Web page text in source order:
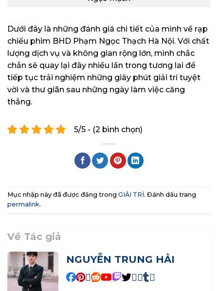
Dưới đây là những đánh giá chi tiết của mình về rạp
chiếu phim BHD Phạm Ngọc Thạch Hà Nội. Với chất
lượng dịch vụ và không gian rộng lớn, mình chắc
chắn sẽ quay lại đây nhiều lần trong tương lai để
tiếp tục trải nghiệm những giây phút giải trí tuyệt
vời và thư giãn sau những ngày làm việc căng
thẳng.
5/5 - (2 bình chọn)
Mục nhập này đã được đăng trong GIẢI TRÍ. Đánh dấu trang
permalink.
Về Tác giả
NGUYỄN TRUNG HẢI